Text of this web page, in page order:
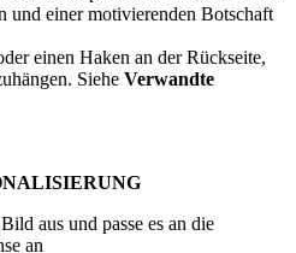
und einer motivierenden Botschaft
einen Haken an der Rückseite,
Siehe Verwandte
aus und passe es an die
an